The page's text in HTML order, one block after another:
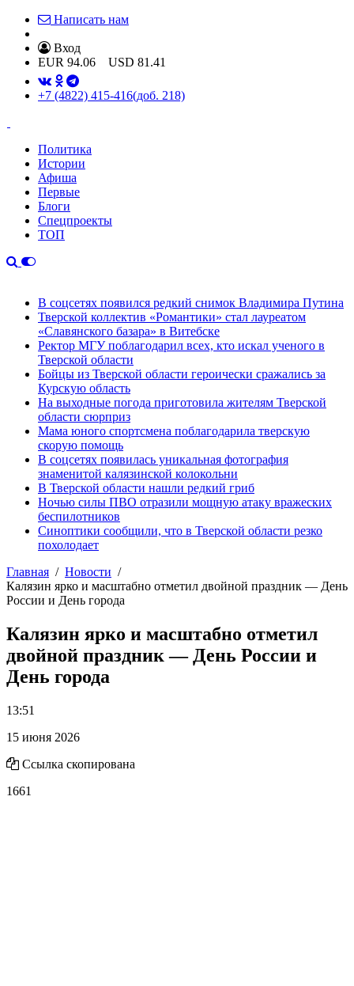
Написать нам
Вход
EUR 94.06 USD 81.41
+7 (4822) 415-416(доб. 218)
Политика
Истории
Афиша
Первые
Блоги
Спецпроекты
ТОП
В соцсетях появился редкий снимок Владимира Путина
Тверской коллектив «Романтики» стал лауреатом
«Славянского базара» в Витебске
Ректор МГУ поблагодарил всех, кто искал ученого в
Тверской области
Бойцы из Тверской области героически сражались за
Курскую область
На выходные погода приготовила жителям Тверской
области сюрприз
Мама юного спортсмена поблагодарила тверскую
скорую помощь
В соцсетях появилась уникальная фотография
знаменитой калязинской колокольни
В Тверской области нашли редкий гриб
Ночью силы ПВО отразили мощную атаку вражеских
беспилотников
Синоптики сообщили, что в Тверской области резко
похолодает
Главная
Новости
Калязин ярко и масштабно отметил двойной праздник — День
России и День города
Калязин ярко и масштабно отметил
двойной праздник — День России и
День города
13:51
15 июня 2026
Ссылка скопирована
1661